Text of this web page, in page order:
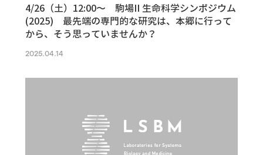
4/26（土）12:00〜 駒場II 生命科学シンポジウム
(2025) 最先端の専門的な研究は、本郷に行って
から、そう思っていませんか？
2025.04.14